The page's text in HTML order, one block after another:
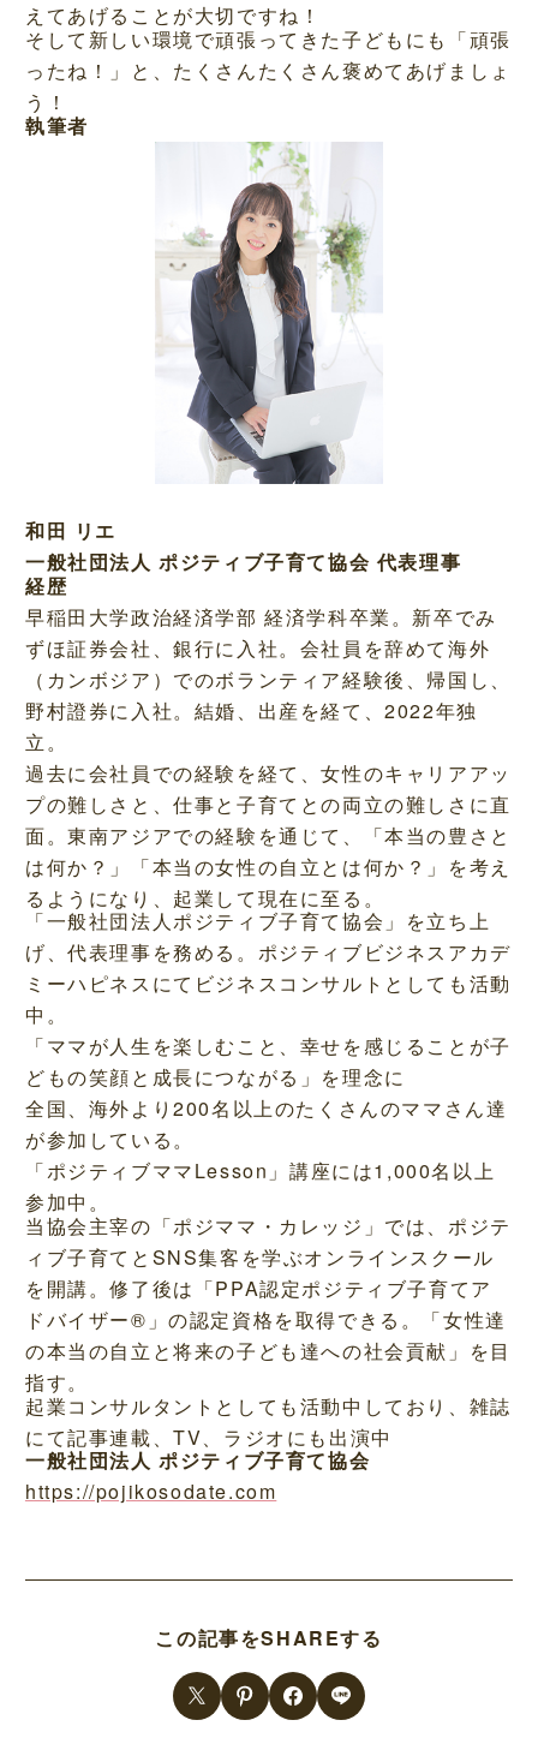
えてあげることが大切ですね！
そして新しい環境で頑張ってきた子どもにも「頑張
ったね！」と、たくさんたくさん褒めてあげましょ
う！
執筆者
和田 リエ
一般社団法人 ポジティブ子育て協会 代表理事
経歴
早稲田大学政治経済学部 経済学科卒業。新卒でみ
ずほ証券会社、銀行に入社。会社員を辞めて海外
（カンボジア）でのボランティア経験後、帰国し、
野村證券に入社。結婚、出産を経て、2022年独
立。
過去に会社員での経験を経て、女性のキャリアアッ
プの難しさと、仕事と子育てとの両立の難しさに直
面。東南アジアでの経験を通じて、「本当の豊さと
は何か？」「本当の女性の自立とは何か？」を考え
るようになり、起業して現在に至る。
「一般社団法人ポジティブ子育て協会」を立ち上
げ、代表理事を務める。ポジティブビジネスアカデ
ミーハピネスにてビジネスコンサルトとしても活動
中。
「ママが人生を楽しむこと、幸せを感じることが子
どもの笑顔と成長につながる」を理念に
全国、海外より200名以上のたくさんのママさん達
が参加している。
「ポジティブママLesson」講座には1,000名以上
参加中。
当協会主宰の「ポジママ・カレッジ」では、ポジテ
ィブ子育てとSNS集客を学ぶオンラインスクール
を開講。修了後は「PPA認定ポジティブ子育てア
ドバイザー®」の認定資格を取得できる。「女性達
の本当の自立と将来の子ども達への社会貢献」を目
指す。
起業コンサルタントとしても活動中しており、雑誌
にて記事連載、TV、ラジオにも出演中
一般社団法人 ポジティブ子育て協会
https://pojikosodate.com
この記事をSHAREする